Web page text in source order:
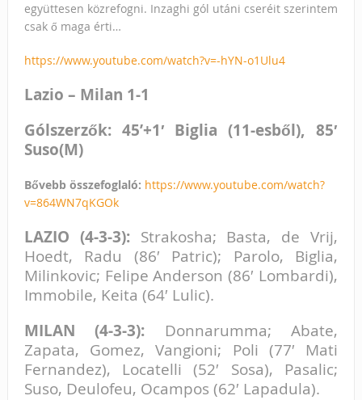
együttesen közrefogni. Inzaghi gól utáni cseréit szerintem
csak ő maga érti…
https://www.youtube.com/watch?v=-hYN-o1Ulu4
Lazio – Milan 1-1
Gólszerzők: 45’+1′ Biglia (11-esből), 85′
Suso(M)
Bővebb összefoglaló: https://www.youtube.com/watch?
v=864WN7qKGOk
LAZIO (4-3-3): Strakosha; Basta, de Vrij,
Hoedt, Radu (86′ Patric); Parolo, Biglia,
Milinkovic; Felipe Anderson (86′ Lombardi),
Immobile, Keita (64′ Lulic).
MILAN (4-3-3): Donnarumma; Abate,
Zapata, Gomez, Vangioni; Poli (77′ Mati
Fernandez), Locatelli (52′ Sosa), Pasalic;
Suso, Deulofeu, Ocampos (62′ Lapadula).